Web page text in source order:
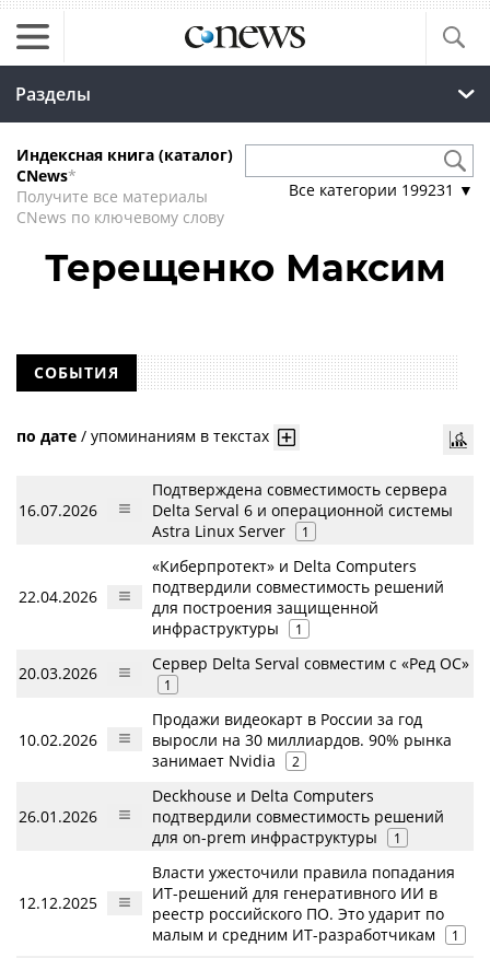
Разделы
Индексная книга (каталог)
CNews*
Получите все материалы
CNews по ключевому слову
Все категории 199231 ▼
Терещенко Максим
СОБЫТИЯ
по дате / упоминаниям в текстах
16.07.2026
Подтверждена совместимость сервера
Delta Serval 6 и операционной системы
Astra Linux Server
1
22.04.2026
«Киберпротект» и Delta Computers
подтвердили совместимость решений
для построения защищенной
инфраструктуры
1
20.03.2026 Сервер Delta Serval совместим с «Ред ОС»
1
10.02.2026
Продажи видеокарт в России за год
выросли на 30 миллиардов. 90% рынка
занимает Nvidia
2
26.01.2026
Deckhouse и Delta Computers
подтвердили совместимость решений
для on-prem инфраструктуры
1
12.12.2025
Власти ужесточили правила попадания
ИТ-решений для генеративного ИИ в
реестр российского ПО. Это ударит по
малым и средним ИТ-разработчикам
1